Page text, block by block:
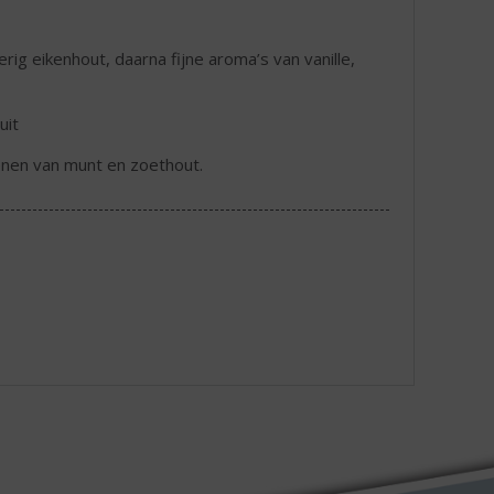
eikenhout, daarna fijne aroma’s van vanille,
van munt en zoethout.